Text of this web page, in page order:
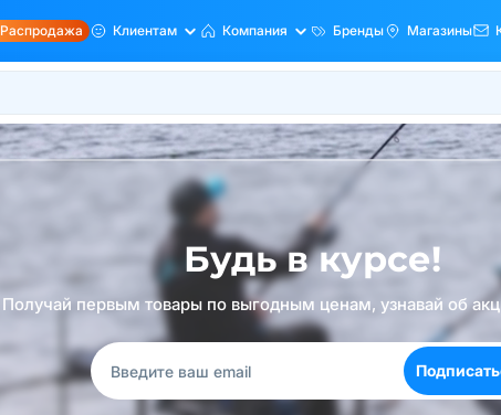
Распродажа Клиентам Компания Бренды Магазины
Будь в курсе!
Получай первым товары по выгодным ценам, узнавай об